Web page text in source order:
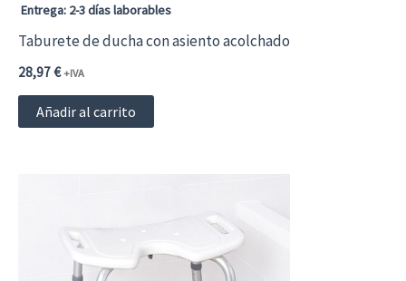
Entrega: 2-3 días laborables
Taburete de ducha con asiento acolchado
28,97€ +IVA
Añadir al carrito